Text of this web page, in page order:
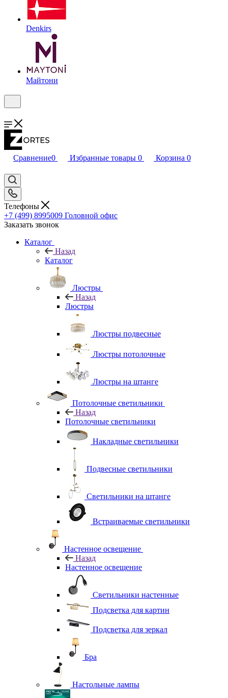
Denkirs
Майтони
Сравнение0 Избранные товары 0 Корзина 0
Телефоны
+7 (499) 8995009 Головной офис
Заказать звонок
Каталог
Назад
Каталог
Люстры
Назад
Люстры
Люстры подвесные
Люстры потолочные
Люстры на штанге
Потолочные светильники
Назад
Потолочные светильники
Накладные светильники
Подвесные светильники
Светильники на штанге
Встраиваемые светильники
Настенное освещение
Назад
Настенное освещение
Светильники настенные
Подсветка для картин
Подсветка для зеркал
Бра
Настольные лампы